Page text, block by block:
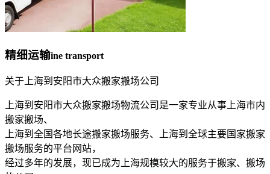
精细运输ine transport
关于上海到安阳市大众搬家搬场公司
上海到安阳市大众搬家搬场物流公司是一家专业从事上海市内
搬家搬场、
上海到全国各地长途搬家搬场服务、上海到全球主要国家搬家
搬场服务的平台网站，
经过多年的发展，现已成为上海规模较大的服务于搬家、搬场